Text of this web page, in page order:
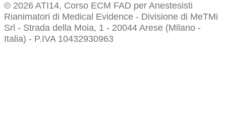
© 2026 ATI14, Corso ECM FAD per Anestesisti
Rianimatori di Medical Evidence - Divisione di MeTMi
Srl - Strada della Moia, 1 - 20044 Arese (Milano -
Italia) - P.IVA 10432930963